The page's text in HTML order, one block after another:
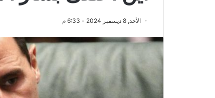
الأحد, 8 ديسمبر 2024 - 6:33 م